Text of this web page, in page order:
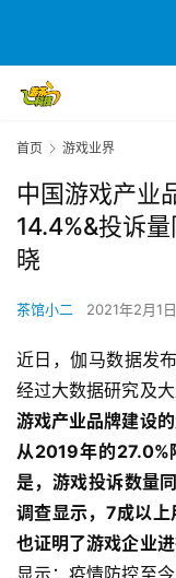
首页 游戏业界
中国游戏产业
14.4%&投诉
晓
茶馆小二 2021年2月1
近日，伽马数据发
经过大数据研究及
游戏产业品牌建设
从2019年的
是，游戏投诉数量
调查显示，7成以
也证明了游戏企业